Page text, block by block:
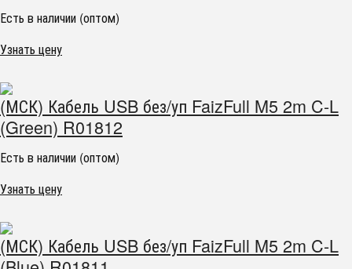
Есть в наличии (оптом)
Узнать цену
(МСК) Кабель USB без/уп FaizFull M5 2m C-L
(Green) R01812
Есть в наличии (оптом)
Узнать цену
(МСК) Кабель USB без/уп FaizFull M5 2m C-L